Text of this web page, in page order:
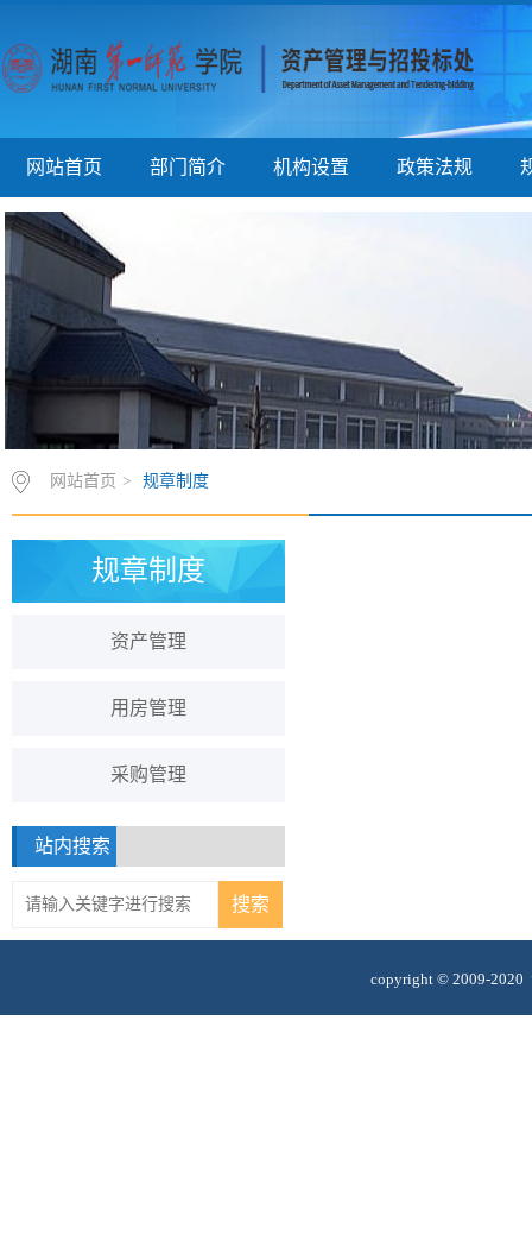
网站首页 部门简介 机构设置 政策法规
网站首页 > 规章制度
规章制度
资产管理
用房管理
采购管理
站内搜索
copyright © 2009-2020